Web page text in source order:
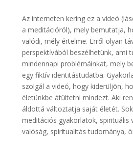
Az interneten kering ez a videó
a meditációról), mely bemutatja,
valódi, mély értelme. Erről olyan
perspektívából beszélhetünk, ami
mindennapi problémáinkat, mely
egy fiktív identitástudatba.
szolgál a videó, hogy kiderüljön,
életünkbe átültetni mindezt. Aki
áldottá változtatja saját életét.
meditációs gyakorlatok, spirituális
valóság, spiritualitás tudománya,